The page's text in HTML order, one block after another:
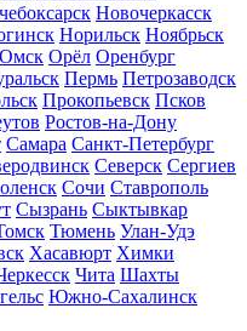
Новочеркасск
Норильск Ноябрьск
Омск Орёл Оренбург
Пермь Петрозаводск
Прокопьевск Псков
Ростов-на-Дону
Самара Санкт-Петербург
Северск Сергиев
Сочи Ставрополь
Сызрань Сыктывкар
Тюмень Улан-Удэ
Хасавюрт Химки
Чита Шахты
Южно-Сахалинск